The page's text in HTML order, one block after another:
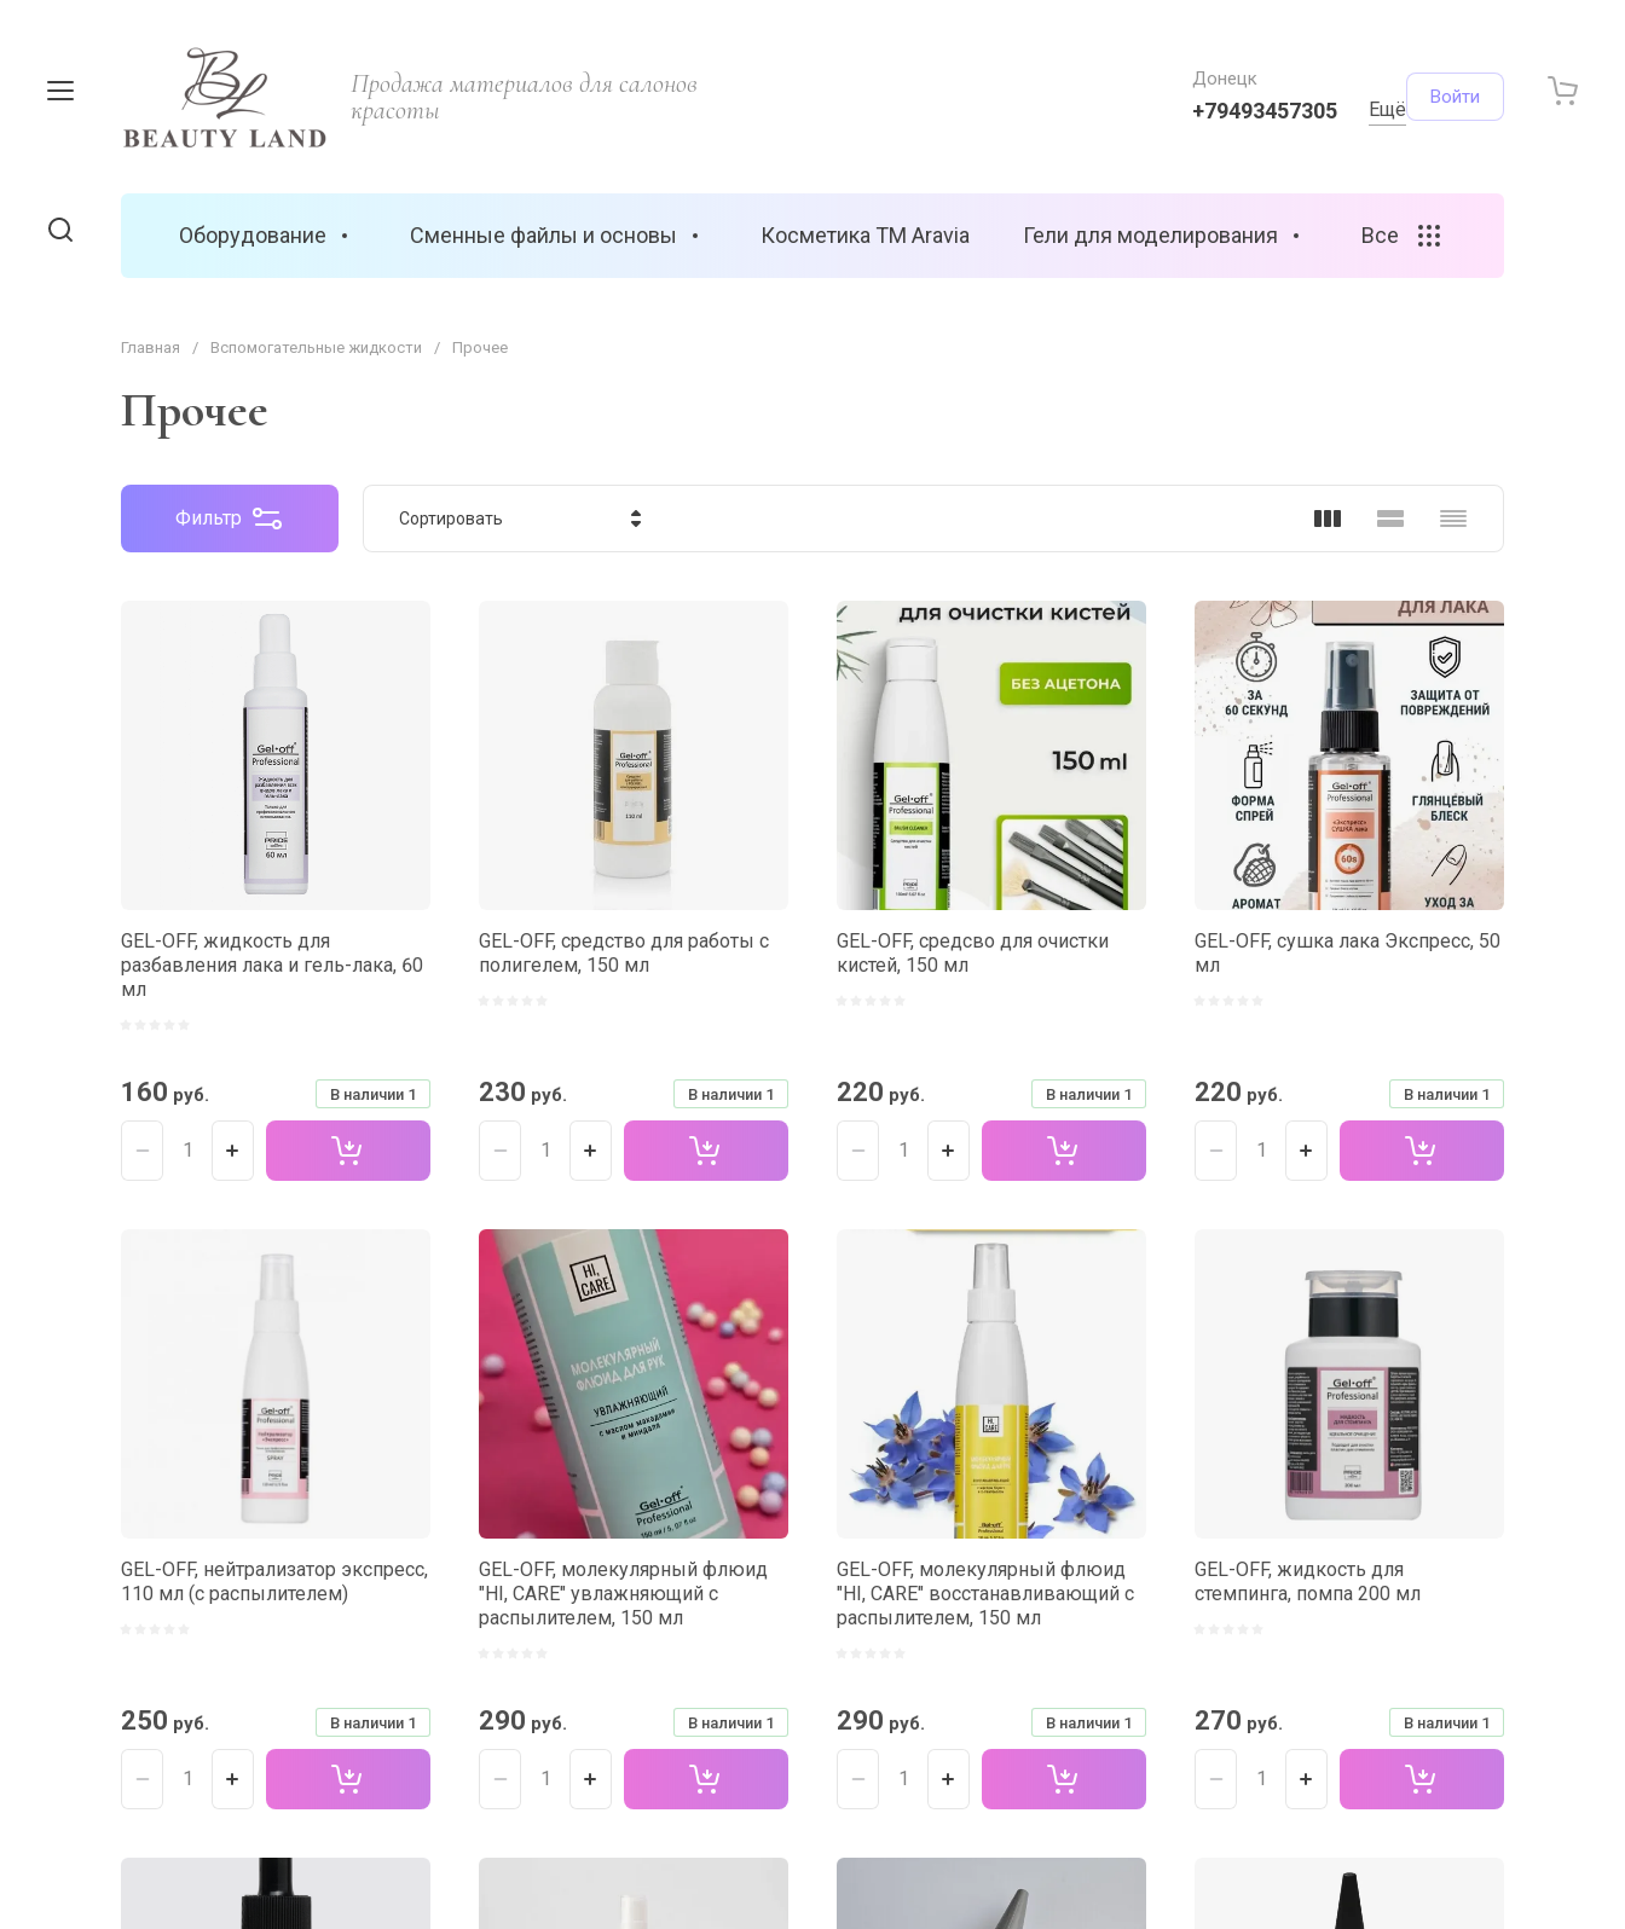
Продажа материалов для салонов
красоты
Донецк
+79493457305 Ещё
Войти
Оборудование Сменные файлы и основы Косметика ТМ Aravia Гели для моделирования Все
Главная / Вспомогательные жидкости / Прочее
Прочее
Фильтр Сортировать
GEL-OFF, жидкость для
разбавления лака и гель-лака, 60
мл
В наличии 1
160 руб.
GEL-OFF, средство для работы с
полигелем, 150 мл
В наличии 1
230 руб.
GEL-OFF, средсво для очистки
кистей, 150 мл
В наличии 1
220 руб.
GEL-OFF, сушка лака Экспресс, 50
мл
В наличии 1
220 руб.
GEL-OFF, нейтрализатор экспресс,
110 мл (с распылителем)
В наличии 1
250 руб.
GEL-OFF, молекулярный флюид
"HI, CARE" увлажняющий с
распылителем, 150 мл
В наличии 1
290 руб.
GEL-OFF, молекулярный флюид
"HI, CARE" восстанавливающий с
распылителем, 150 мл
В наличии 1
290 руб.
GEL-OFF, жидкость для
стемпинга, помпа 200 мл
В наличии 1
270 руб.